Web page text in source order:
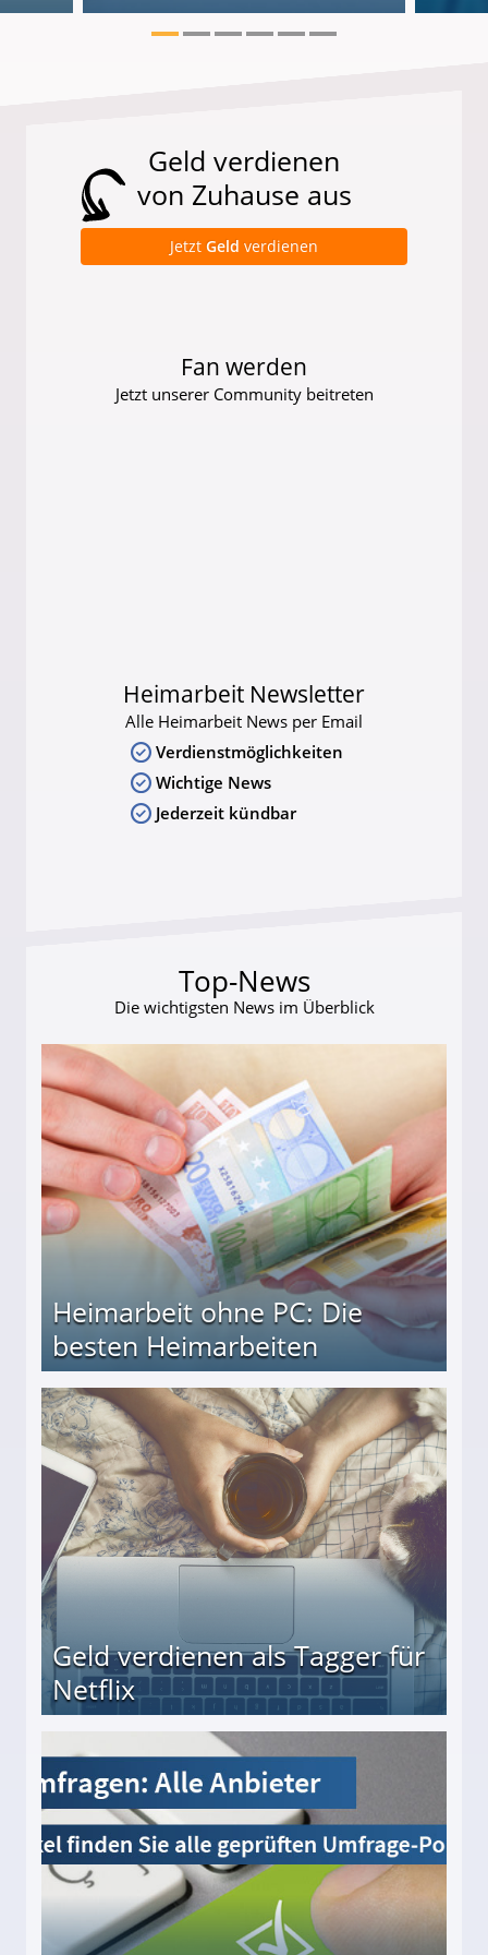
Geld verdienen
von Zuhause aus
Jetzt Geld verdienen
Fan werden
Jetzt unserer Community beitreten
Heimarbeit Newsletter
Alle Heimarbeit News per Email
Verdienstmöglichkeiten
Wichtige News
Jederzeit kündbar
Top-News
Die wichtigsten News im Überblick
Heimarbeit ohne PC: Die
besten Heimarbeiten
Geld verdienen als Tagger für
Netflix